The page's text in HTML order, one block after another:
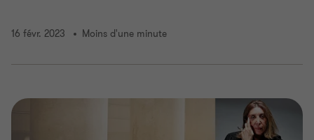
16 févr. 2023 Moins d'une minute